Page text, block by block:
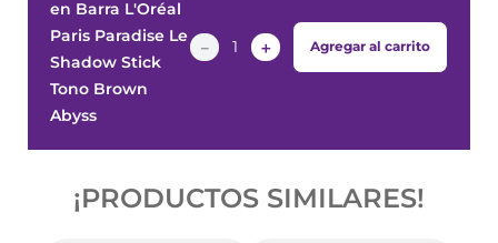
en Barra L'Oréal
Paris Paradise Le
Shadow Stick
Tono Brown
Abyss
＋
－ Agregar al carrito
¡PRODUCTOS SIMILARES!